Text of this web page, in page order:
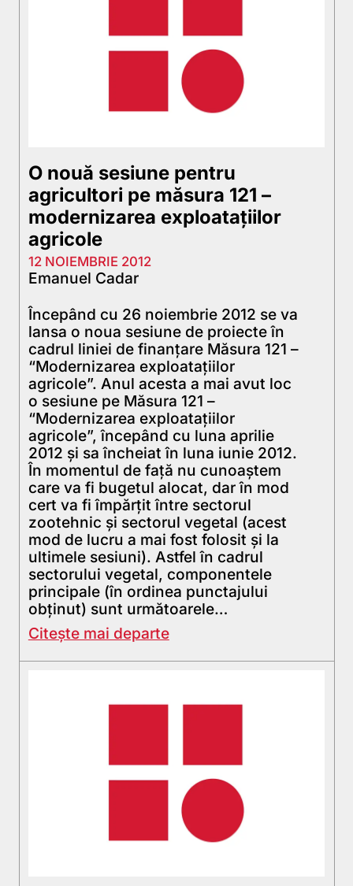
O nouă sesiune pentru
agricultori pe măsura 121 –
modernizarea exploataţiilor
agricole
12 NOIEMBRIE 2012
Emanuel Cadar
Începând cu 26 noiembrie 2012 se va
lansa o noua sesiune de proiecte în
cadrul liniei de finanţare Măsura 121 –
“Modernizarea exploataţiilor
agricole”. Anul acesta a mai avut loc
o sesiune pe Măsura 121 –
“Modernizarea exploataţiilor
agricole”, începând cu luna aprilie
2012 şi sa încheiat în luna iunie 2012.
În momentul de faţă nu cunoaştem
care va fi bugetul alocat, dar în mod
cert va fi împărţit între sectorul
zootehnic şi sectorul vegetal (acest
mod de lucru a mai fost folosit şi la
ultimele sesiuni). Astfel în cadrul
sectorului vegetal, componentele
principale (în ordinea punctajului
obţinut) sunt următoarele…
Citește mai departe